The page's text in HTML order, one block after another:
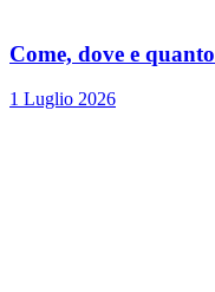
Come, dove e
1 Luglio 2026